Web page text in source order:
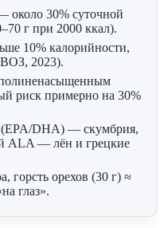
около 30% суточной
г при 2000 ккал).
10% калорийности,
2023).
риск примерно на 30%
DHA) — скумбрия,
ALA — лён и грецкие
горсть орехов (30 г) ≈
глаз».